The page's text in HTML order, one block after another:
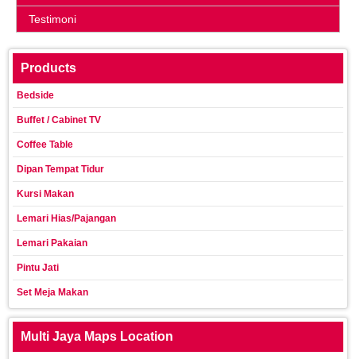
Testimoni
Products
Bedside
Buffet / Cabinet TV
Coffee Table
Dipan Tempat Tidur
Kursi Makan
Lemari Hias/Pajangan
Lemari Pakaian
Pintu Jati
Set Meja Makan
Multi Jaya Maps Location